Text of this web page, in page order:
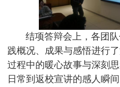
结项答辩会上，各团
践概况、成果与感悟进行了
过程中的暖心故事与深刻
日常到返校宣讲的感人瞬